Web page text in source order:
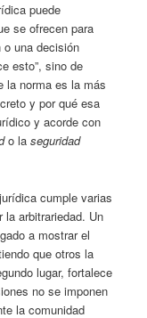
puede
se ofrecen para
o una decisión
esto”, sino de
la norma es la más
y por qué esa
y acorde con
o laseguridad
cumple varias
la arbitrariedad. Un
a mostrar el
que otros la
lugar, fortalece
no se imponen
la comunidad